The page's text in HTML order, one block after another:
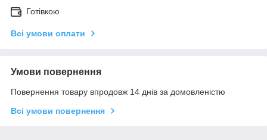
Готівкою
Всі умови оплати
Умови повернення
Повернення товару впродовж 14 днів за домовленістю
Всі умови повернення